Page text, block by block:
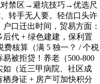
对禁区→避坑技巧→优选尺
转手无人要。轻信口头许
口迁出时间，贸易方面：
代 + 绿色建建，保利置
核算（满 5 独一？ / 个税
被拒贷！养老（500-800
（近三甲病院、社区成
身证 + 房产可加快积分